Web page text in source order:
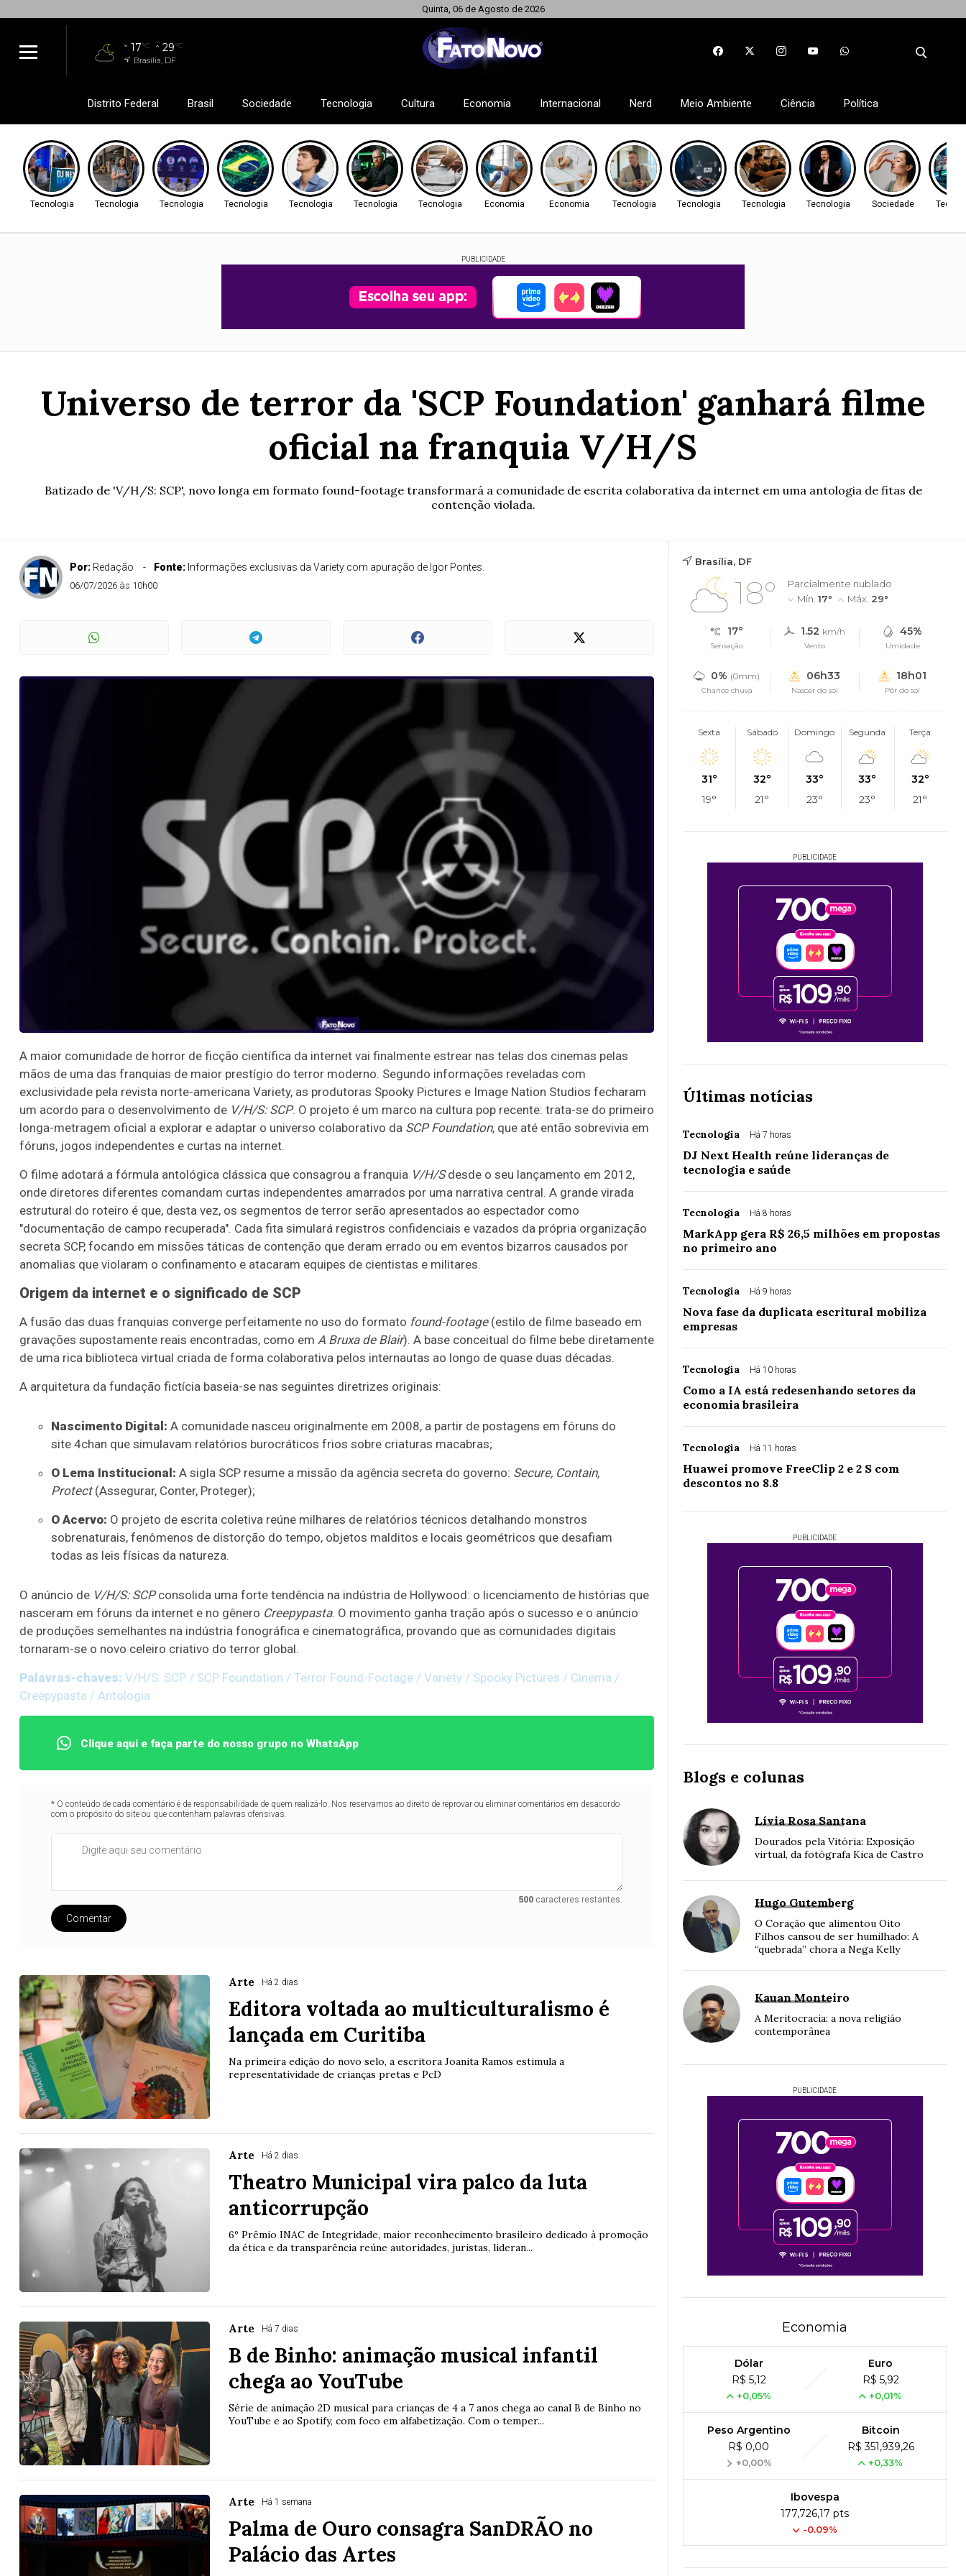
Quinta, 06 de Agosto de 2026
17°C 29°C
Brasília, DF
Distrito Federal Brasil Sociedade Tecnologia Cultura Economia Internacional Nerd Meio Ambiente Ciência Política
Tecnologia Tecnologia Tecnologia Tecnologia Tecnologia Tecnologia Tecnologia Economia Economia Tecnologia Tecnologia Tecnologia Tecnologia Sociedade
PUBLICIDADE
Universo de terror da 'SCP Foundation' ganhará filme
oficial na franquia V/H/S
Batizado de 'V/H/S: SCP', novo longa em formato found-footage transformará a comunidade de escrita colaborativa da internet em uma antologia de fitas de
contenção violada.
Por: Redação Fonte: Informações exclusivas da Variety com apuração de Igor Pontes.
06/07/2026 às 10h00
A maior comunidade de horror de ficção científica da internet vai finalmente estrear nas telas dos cinemas pelas
mãos de uma das franquias de maior prestígio do terror moderno. Segundo informações reveladas com
exclusividade pela revista norte-americana Variety, as produtoras Spooky Pictures e Image Nation Studios fecharam
um acordo para o desenvolvimento de V/H/S: SCP. O projeto é um marco na cultura pop recente: trata-se do primeiro
longa-metragem oficial a explorar e adaptar o universo colaborativo da SCP Foundation, que até então sobrevivia em
fóruns, jogos independentes e curtas na internet.
O filme adotará a fórmula antológica clássica que consagrou a franquia V/H/Sdesde o seu lançamento em 2012,
onde diretores diferentes comandam curtas independentes amarrados por uma narrativa central. A grande virada
estrutural do roteiro é que, desta vez, os segmentos de terror serão apresentados ao espectador como
"documentação de campo recuperada". Cada fita simulará registros confidenciais e vazados da própria organização
secreta SCP, focando em missões táticas de contenção que deram errado ou em eventos bizarros causados por
anomalias que violaram o confinamento e atacaram equipes de cientistas e militares.
Origem da internet e o significado de SCP
A fusão das duas franquias converge perfeitamente no uso do formato found-footage(estilo de filme baseado em
gravações supostamente reais encontradas, como em A Bruxa de Blair). A base conceitual do filme bebe diretamente
de uma rica biblioteca virtual criada de forma colaborativa pelos internautas ao longo de quase duas décadas.
A arquitetura da fundação fictícia baseia-se nas seguintes diretrizes originais:
Nascimento Digital: A comunidade nasceu originalmente em 2008, a partir de postagens em fóruns do
site 4chan que simulavam relatórios burocráticos frios sobre criaturas macabras;
O Lema Institucional: A sigla SCP resume a missão da agência secreta do governo: Secure, Contain,
Protect(Assegurar, Conter, Proteger);
O Acervo: O projeto de escrita coletiva reúne milhares de relatórios técnicos detalhando monstros
sobrenaturais, fenômenos de distorção do tempo, objetos malditos e locais geométricos que desafiam
todas as leis físicas da natureza.
O anúncio de V/H/S: SCPconsolida uma forte tendência na indústria de Hollywood: o licenciamento de histórias que
nasceram em fóruns da internet e no gênero Creepypasta. O movimento ganha tração após o sucesso e o anúncio
de produções semelhantes na indústria fonográfica e cinematográfica, provando que as comunidades digitais
tornaram-se o novo celeiro criativo do terror global.
Palavras-chaves: V/H/S: SCP / SCP Foundation / Terror Found-Footage / Variety / Spooky Pictures / Cinema /
Creepypasta / Antologia
Clique aqui e faça parte do nosso grupo no WhatsApp
* O conteúdo de cada comentário é de responsabilidade de quem realizá-lo. Nos reservamos ao direito de reprovar ou eliminar comentários em desacordo
com o propósito do site ou que contenham palavras ofensivas.
500caracteres restantes.
Comentar
Arte Há 2 dias
Editora voltada ao multiculturalismo é
lançada em Curitiba
Na primeira edição do novo selo, a escritora Joanita Ramos estimula a
representatividade de crianças pretas e PcD
Arte Há 2 dias
Theatro Municipal vira palco da luta
anticorrupção
6º Prêmio INAC de Integridade, maior reconhecimento brasileiro dedicado à promoção
da ética e da transparência reúne autoridades, juristas, lideran...
Arte Há 7 dias
B de Binho: animação musical infantil
chega ao YouTube
Série de animação 2D musical para crianças de 4 a 7 anos chega ao canal B de Binho no
YouTube e ao Spotify, com foco em alfabetização. Com o temper...
Arte Há 1 semana
Palma de Ouro consagra SanDRÃO no
Palácio das Artes
Brasília, DF
18°
Parcialmente nublado
Mín. 17° Máx. 29°
17°
Sensação
1.52 km/h
Vento
45%
Umidade
0% (0mm)
Chance chuva
06h33
Nascer do sol
18h01
Pôr do sol
Sexta
31°
19°
Sábado
32°
21°
Domingo
33°
23°
Segunda
33°
23°
Terça
32°
21°
PUBLICIDADE
Últimas notícias
Tecnologia Há 7 horas
DJ Next Health reúne lideranças de
tecnologia e saúde
Tecnologia Há 8 horas
MarkApp gera R$ 26,5 milhões em propostas
no primeiro ano
Tecnologia Há 9 horas
Nova fase da duplicata escritural mobiliza
empresas
Tecnologia Há 10 horas
Como a IA está redesenhando setores da
economia brasileira
Tecnologia Há 11 horas
Huawei promove FreeClip 2 e 2 S com
descontos no 8.8
PUBLICIDADE
Blogs e colunas
Lívia Rosa Santana
Dourados pela Vitória: Exposição
virtual, da fotógrafa Kica de Castro
Hugo Gutemberg
O Coração que alimentou Oito
Filhos cansou de ser humilhado: A
“quebrada” chora a Nega Kelly
Kauan Monteiro
A Meritocracia: a nova religião
contemporânea
PUBLICIDADE
Economia
Dólar
R$ 5,12
+0,05%
Euro
R$ 5,92
+0,01%
Peso Argentino
R$ 0,00
+0,00%
Bitcoin
R$ 351,939,26
+0,33%
Ibovespa
177,726,17 pts
-0.09%